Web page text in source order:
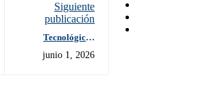
Siguiente
publicación
Tecnológico |
Cuentas 2025:
junio 1, 2026